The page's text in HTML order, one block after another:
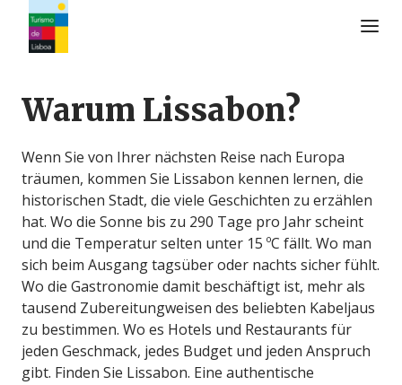
Warum Lissabon?
Wenn Sie von Ihrer nächsten Reise nach Europa
träumen, kommen Sie Lissabon kennen lernen, die
historischen Stadt, die viele Geschichten zu erzählen
hat. Wo die Sonne bis zu 290 Tage pro Jahr scheint
und die Temperatur selten unter 15 ºC fällt. Wo man
sich beim Ausgang tagsüber oder nachts sicher fühlt.
Wo die Gastronomie damit beschäftigt ist, mehr als
tausend Zubereitungweisen des beliebten Kabeljaus
zu bestimmen. Wo es Hotels und Restaurants für
jeden Geschmack, jedes Budget und jeden Anspruch
gibt. Finden Sie Lissabon. Eine authentische